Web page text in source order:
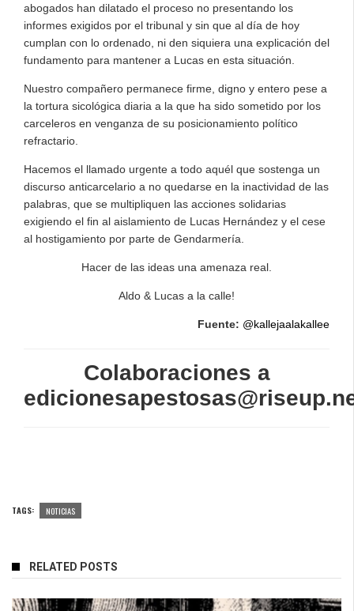
abogados han dilatado el proceso no presentando los
informes exigidos por el tribunal y sin que al día de hoy
cumplan con lo ordenado, ni den siquiera una explicación del
fundamento para mantener a Lucas en esta situación.
Nuestro compañero permanece firme, digno y entero pese a
la tortura sicológica diaria a la que ha sido sometido por los
carceleros en venganza de su posicionamiento político
refractario.
Hacemos el llamado urgente a todo aquél que sostenga un
discurso anticarcelario a no quedarse en la inactividad de las
palabras, que se multipliquen las acciones solidarias
exigiendo el fin al aislamiento de Lucas Hernández y el cese
al hostigamiento por parte de Gendarmería.
Hacer de las ideas una amenaza real.
Aldo & Lucas a la calle!
Fuente: @kallejaalakallee
Colaboraciones a
TAGS: NOTICIAS
RELATED POSTS